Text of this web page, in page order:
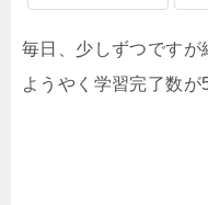
毎日、少しずつですが
ようやく学習完了数が